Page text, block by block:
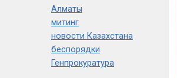
Алматы
митинг
новости Казахстана
беспорядки
Генпрокуратура